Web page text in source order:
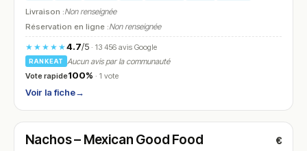
Livraison :Non renseignée
Réservation en ligne :Non renseignée
★★★★★4.7/5· 13 456 avis Google
RANKEAT
Aucun avis par la communauté
Vote rapide100% · 1 vote
Voir la fiche→
N° 5
Nachos – Mexican Good Food €